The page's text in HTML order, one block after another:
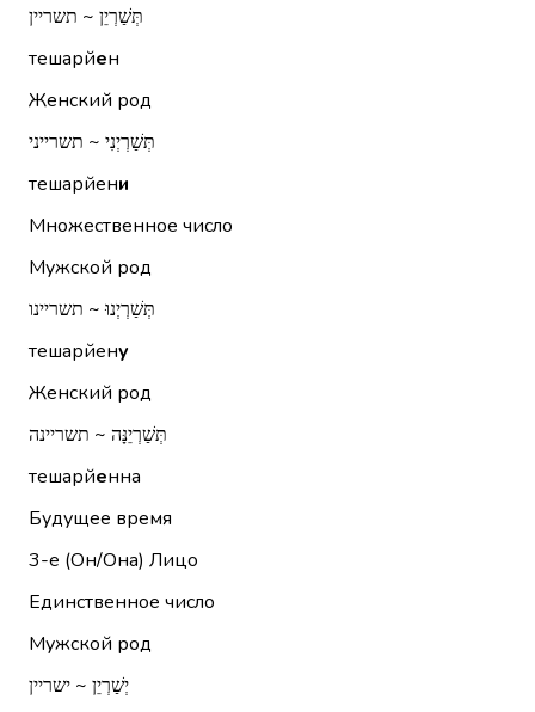
תְּשַׁרְיֵן ~ תשריין
тешарйен
Женский род
תְּשַׁרְיְנִי ~ תשרייני
тешарйени
Множественное число
Мужской род
תְּשַׁרְיְנוּ ~ תשריינו
тешарйену
Женский род
תְּשַׁרְיֵנָּה ~ תשריינה
тешарйенна
Будущее время
3-е (Он/Она) Лицо
Единственное число
Мужской род
יְשַׁרְיֵן ~ ישריין